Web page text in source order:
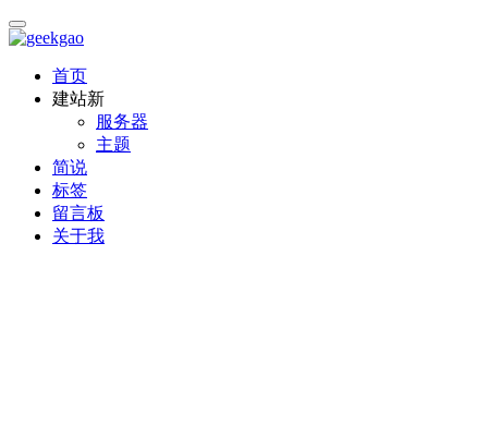
首页
建站新
服务器
主题
简说
标签
留言板
关于我